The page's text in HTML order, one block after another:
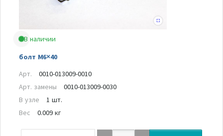
В наличии
болт M6×40
Арт.
0010-013009-0010
Арт. замены
0010-013009-0030
В узле
1 шт.
Вес
0.009 кг